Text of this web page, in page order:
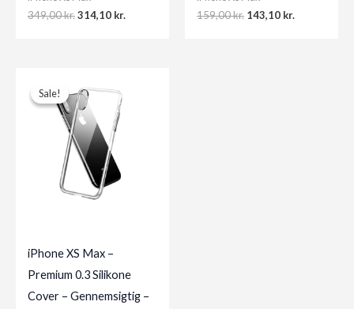
349,00kr.Original
314,10 kr. 159,00kr. Original
143,10 kr.
Sale!
Sale!
iPhone XS Max –
Premium 0.3 Silikone
Cover – Gennemsigtig –